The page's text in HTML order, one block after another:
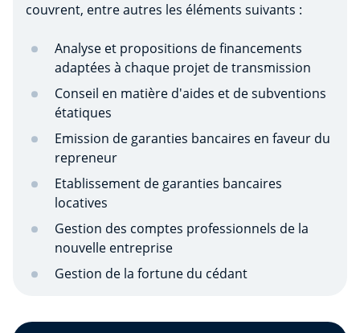
couvrent, entre autres les éléments suivants :
Analyse et propositions de financements
adaptées à chaque projet de transmission
Conseil en matière d'aides et de subventions
étatiques
Emission de garanties bancaires en faveur du
repreneur
Etablissement de garanties bancaires
locatives
Gestion des comptes professionnels de la
nouvelle entreprise
Gestion de la fortune du cédant